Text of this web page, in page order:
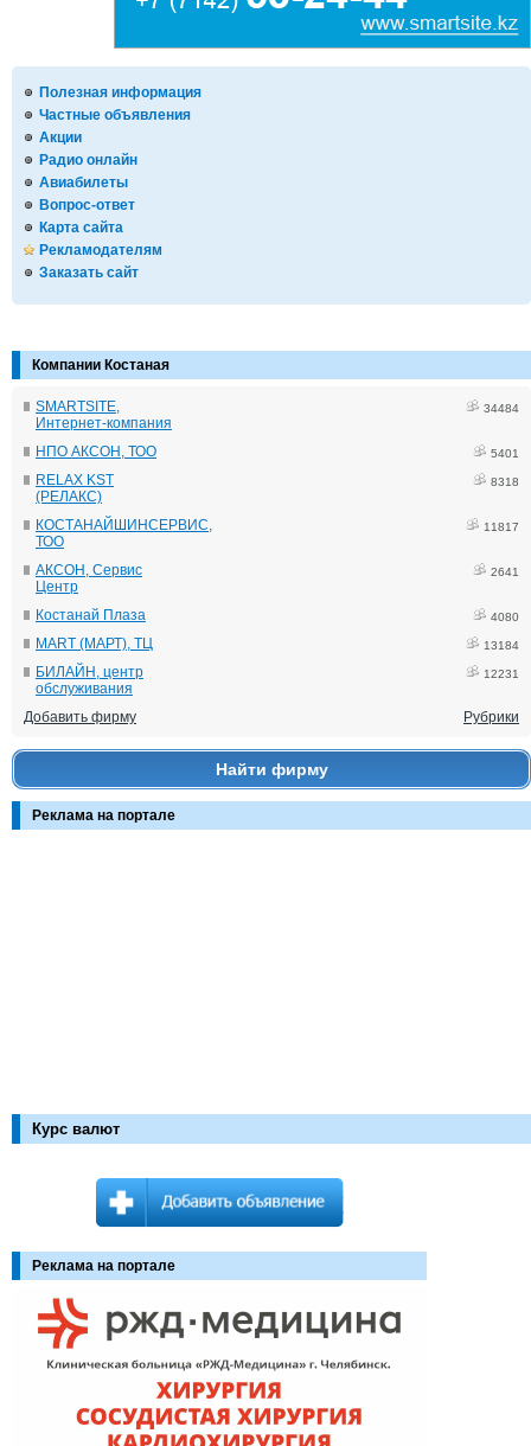
Полезная информация
Частные объявления
Акции
Радио онлайн
Авиабилеты
Вопрос-ответ
Карта сайта
Рекламодателям
Заказать сайт
Компании Костаная
SMARTSITE,
Интернет-компания
34484
НПО АКСОН, ТОО 5401
RELAX KST
(РЕЛАКС)
8318
КОСТАНАЙШИНСЕРВИС,
ТОО
11817
АКСОН, Сервис
Центр
2641
Костанай Плаза 4080
MART (МАРТ), ТЦ 13184
БИЛАЙН, центр
обслуживания
12231
Добавить фирму Рубрики
Найти фирму
Реклама на портале
Курс валют
Реклама на портале